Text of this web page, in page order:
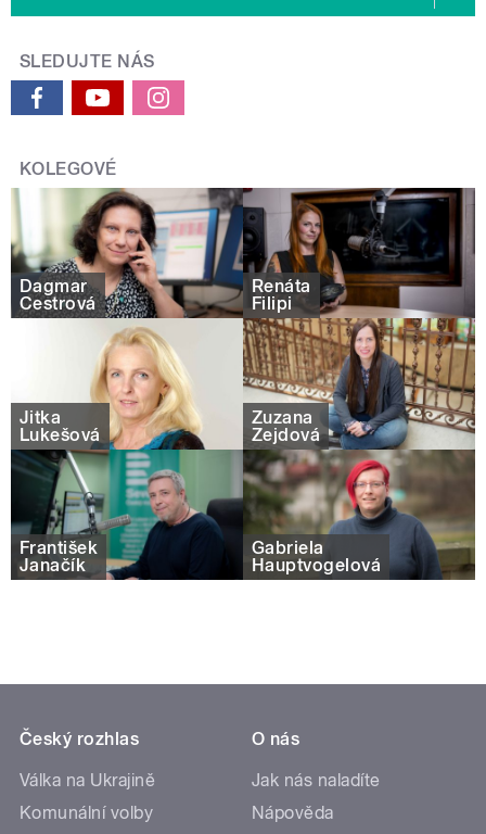
SLEDUJTE NÁS
KOLEGOVÉ
Dagmar
Cestrová
Renáta
Filipi
Jitka
Lukešová
Zuzana
Zejdová
František
Janačík
Gabriela
Hauptvogelová
Český rozhlas
Válka na Ukrajině
Komunální volby
O nás
Jak nás naladíte
Nápověda